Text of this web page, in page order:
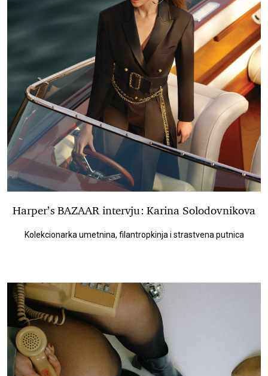
Harper’s BAZAAR intervju: Karina Solodovnikova
Kolekcionarka umetnina, filantropkinja i strastvena putnica